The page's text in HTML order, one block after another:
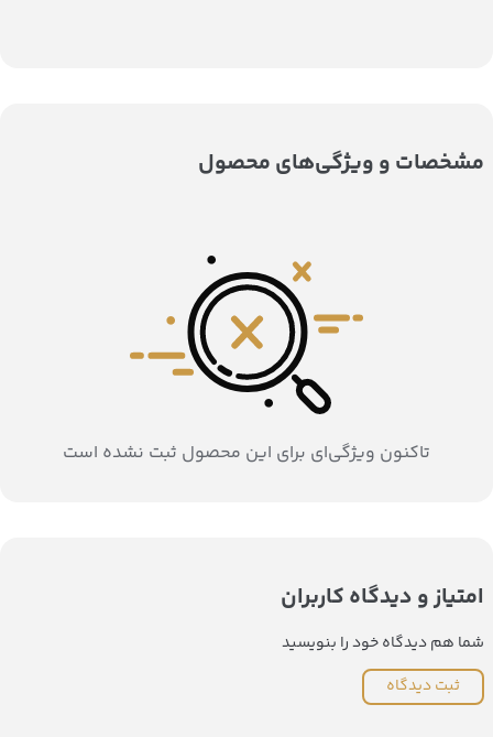
مشخصات و ویژگی‌های محصول
تاکنون ویژگی‌ای برای این محصول ثبت نشده است
امتیاز و دیدگاه کاربران
شما هم دیدگاه خود را بنویسید
ثبت دیدگاه